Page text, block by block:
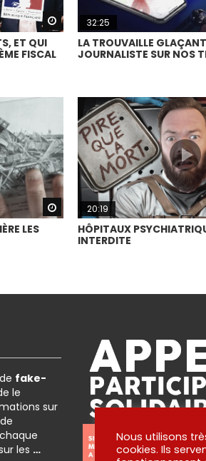
Watch Later
ET QUI
FISCAL
32:25
LA TROUVAILLE
JOURNALISTE SUR NOS
Watch Later
LES
20:19
HÔPITAUX
INTERDITE
fake-
le
sur
les …
Nous utilisons
cookies. Ils